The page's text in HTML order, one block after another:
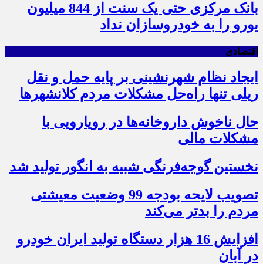
بانک مرکزی حتی یک سنت از 844 میلیون
یورو را به خودروسازان نداد
اقتصادی
ایجاد نظام شهرنشینی بر پایه حمل و نقل
ریلی تنها راه‌حل مشکلات مردم کلانشهرها
حال ناخوش داروخانه‌ها در رویارویی با
مشکلات مالی
نخستین گوجه‌فرنگی شبیه به انگور تولید شد
تصویب لایحه بودجه 99 وضعیت معیشتی
مردم را بدتر می‌کند
افزایش 16 هزار دستگاه تولید ایران خودرو
در آبان